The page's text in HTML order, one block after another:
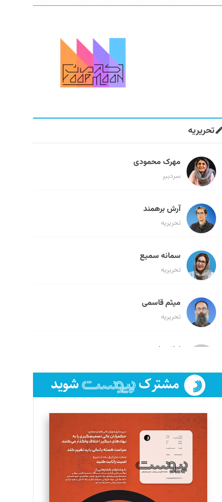
تحریریه
مهرک محمودی
سردبیر
آرش برهمند
تحریریه
سمانه سمیع
تحریریه
میثم قاسمی
تحریریه
لیلا حنارود
فائزه فتحی رستمی
تحریریه
سروش کرمیان
تحریریه
مینا پاکدل